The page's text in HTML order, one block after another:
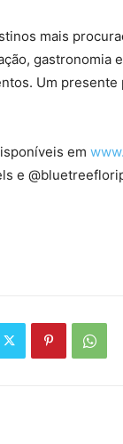
mais
gastronomia
Um
em
e